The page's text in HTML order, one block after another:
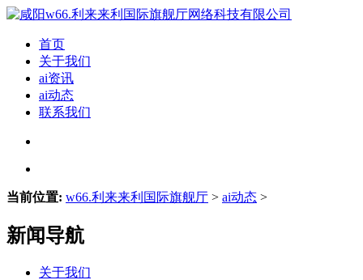
首页
关于我们
ai资讯
ai动态
联系我们
当前位置: w66.利来来利国际旗舰厅 > ai动态 >
新闻导航
关于我们